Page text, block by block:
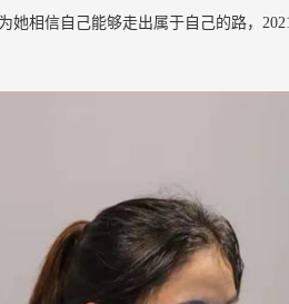
她相信自己能够走出属于自己的路，